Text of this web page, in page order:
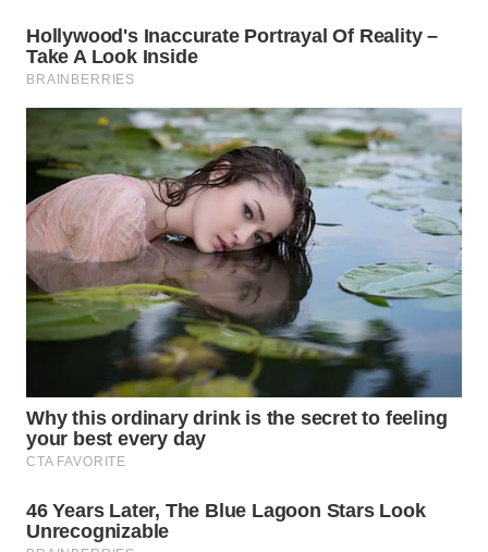
WN
SUMEDANG
CIANJUR
WN
KEPULAUAN
SERIBU
WN
TANGERANG
WN
BINJAI
CIREBON